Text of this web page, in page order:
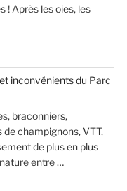
! Après les oies, les
inconvénients du Parc
braconniers,
de champignons, VTT,
de plus en plus
entre …